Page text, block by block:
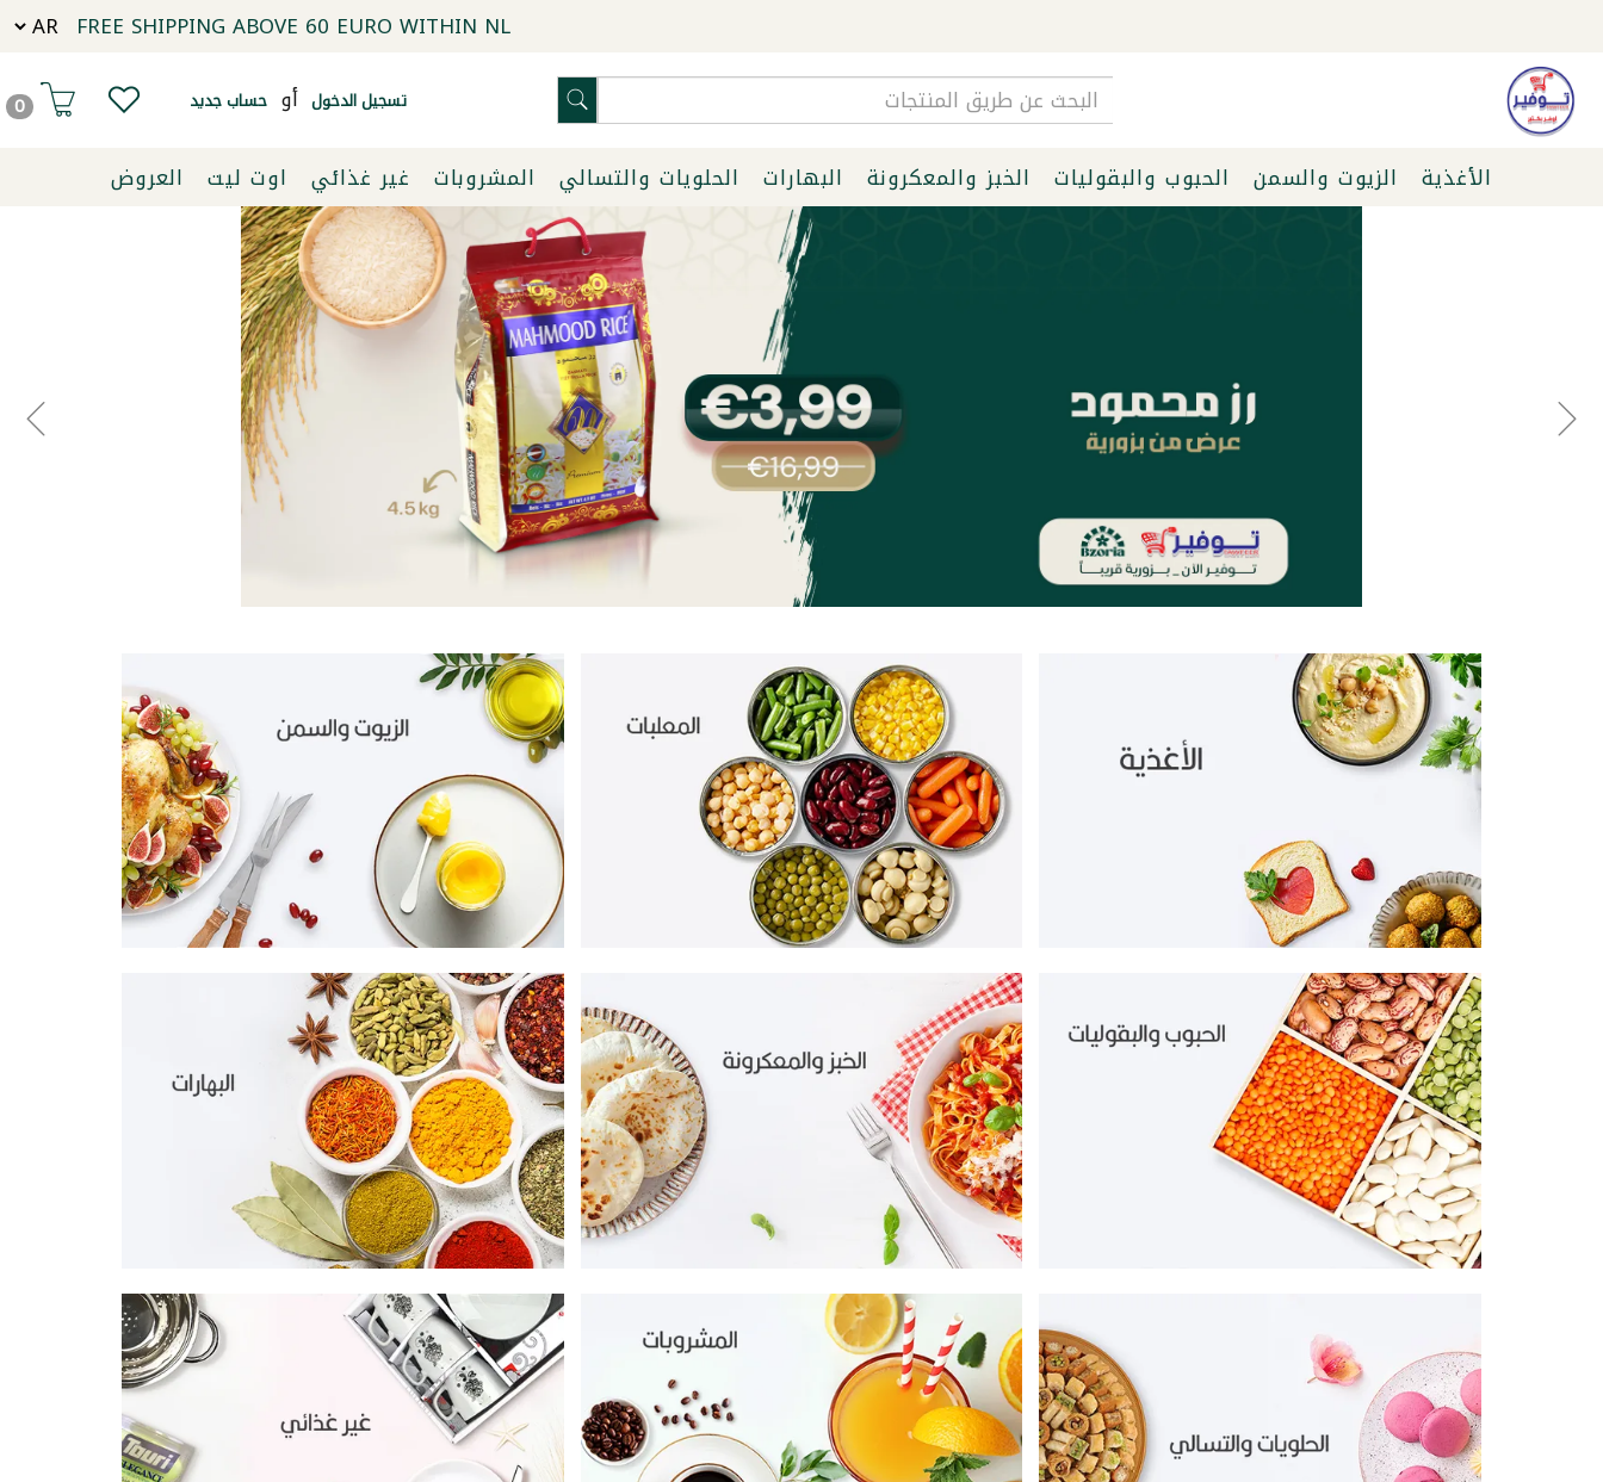
FREE SHIPPING ABOVE 60 EURO WITHIN NL
تسجيل الدخول أو حساب جديد 0
الأغذية الزيوت والسمن الحبوب والبقوليات الخبز والمعكرونة البهارات الحلويات والتسالي المشروبات غير غذائي اوت ليت العروض